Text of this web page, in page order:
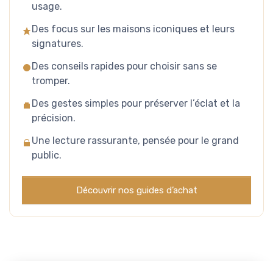
usage.
Des focus sur les maisons iconiques et leurs
signatures.
Des conseils rapides pour choisir sans se
tromper.
Des gestes simples pour préserver l’éclat et la
précision.
Une lecture rassurante, pensée pour le grand
public.
Découvrir nos guides d’achat